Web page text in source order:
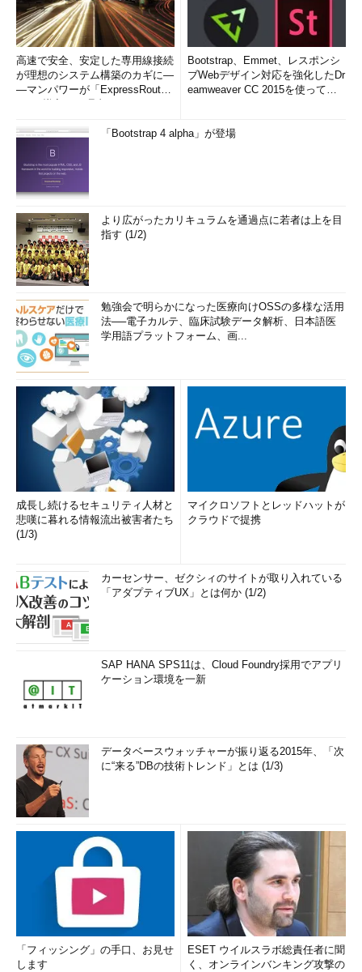
高速で安全、安定した専用線接続
が理想のシステム構築のカギに―
―マンパワーが「ExpressRout
Bootstrap、Emmet、レスポンシ
ブWebデザイン対応を強化したDr
eamweaver CC 2015を使って
「Bootstrap 4 alpha」が登場
より広がったカリキュラムを通過点に若者は上を目
指す (1/2)
勉強会で明らかになった医療向けOSSの多様な活用
法──電子カルテ、臨床試験データ解析、日本語医
学用語プラットフォーム、画...
成長し続けるセキュリティ人材と
悲嘆に暮れる情報流出被害者たち
(1/3)
マイクロソフトとレッドハットが
クラウドで提携
カーセンサー、ゼクシィのサイトが取り入れている
「アダプティブUX」とは何か (1/2)
SAP HANA SPS11は、Cloud Foundry採用でアプリ
ケーション環境を一新
データベースウォッチャーが振り返る2015年、「次
に“来る”DBの技術トレンド」とは (1/3)
「フィッシング」の手口、お見せ
します
ESET ウイルスラボ総責任者に聞
く、オンラインバンキング攻撃の